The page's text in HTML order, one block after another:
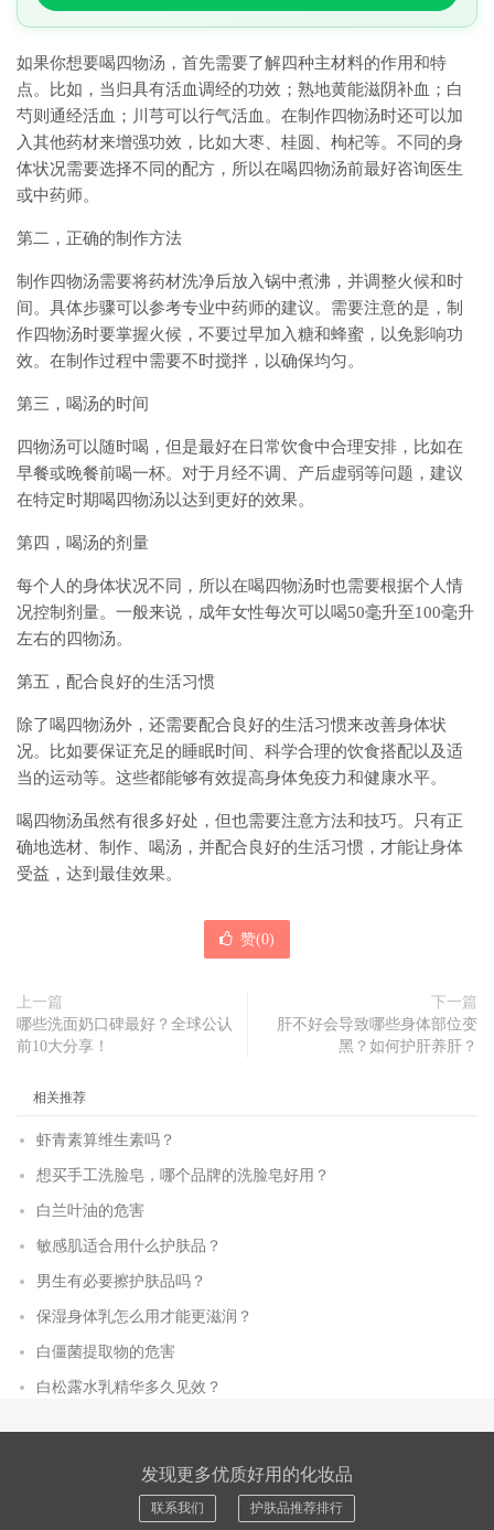
如果你想要喝四物汤，首先需要了解四种主材料的作用和特
点。比如，当归具有活血调经的功效；熟地黄能滋阴补血；白
芍则通经活血；川芎可以行气活血。在制作四物汤时还可以加
入其他药材来增强功效，比如大枣、桂圆、枸杞等。不同的身
体状况需要选择不同的配方，所以在喝四物汤前最好咨询医生
或中药师。
第二，正确的制作方法
制作四物汤需要将药材洗净后放入锅中煮沸，并调整火候和时
间。具体步骤可以参考专业中药师的建议。需要注意的是，制
作四物汤时要掌握火候，不要过早加入糖和蜂蜜，以免影响功
效。在制作过程中需要不时搅拌，以确保均匀。
第三，喝汤的时间
四物汤可以随时喝，但是最好在日常饮食中合理安排，比如在
早餐或晚餐前喝一杯。对于月经不调、产后虚弱等问题，建议
在特定时期喝四物汤以达到更好的效果。
第四，喝汤的剂量
每个人的身体状况不同，所以在喝四物汤时也需要根据个人情
况控制剂量。一般来说，成年女性每次可以喝50毫升至100毫升
左右的四物汤。
第五，配合良好的生活习惯
除了喝四物汤外，还需要配合良好的生活习惯来改善身体状
况。比如要保证充足的睡眠时间、科学合理的饮食搭配以及适
当的运动等。这些都能够有效提高身体免疫力和健康水平。
喝四物汤虽然有很多好处，但也需要注意方法和技巧。只有正
确地选材、制作、喝汤，并配合良好的生活习惯，才能让身体
受益，达到最佳效果。
赞(0)
上一篇
哪些洗面奶口碑最好？全球公认
前10大分享！
下一篇
肝不好会导致哪些身体部位变
黑？如何护肝养肝？
相关推荐
虾青素算维生素吗？
想买手工洗脸皂，哪个品牌的洗脸皂好用？
白兰叶油的危害
敏感肌适合用什么护肤品？
男生有必要擦护肤品吗？
保湿身体乳怎么用才能更滋润？
白僵菌提取物的危害
白松露水乳精华多久见效？
发现更多优质好用的化妆品
联系我们 护肤品推荐排行